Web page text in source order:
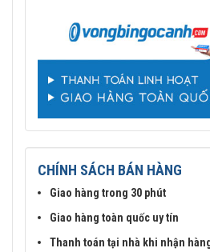
CHÍNH SÁCH BÁN HÀNG
Giao hàng trong 30 phút
Giao hàng toàn quốc uy tín
Thanh toán tại nhà khi nhận